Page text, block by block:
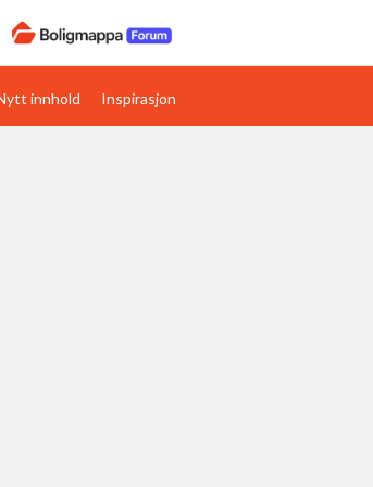
Boligens papirer
innhold Inspirasjon